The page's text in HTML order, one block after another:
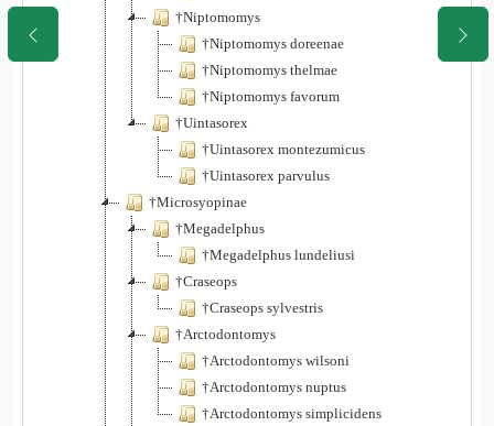
†Niptomomys
†Niptomomys doreenae
†Niptomomys thelmae
†Niptomomys favorum
†Uintasorex
†Uintasorex montezumicus
†Uintasorex parvulus
†Microsyopinae
†Megadelphus
†Megadelphus lundeliusi
†Craseops
†Craseops sylvestris
†Arctodontomys
†Arctodontomys wilsoni
†Arctodontomys nuptus
†Arctodontomys simplicidens